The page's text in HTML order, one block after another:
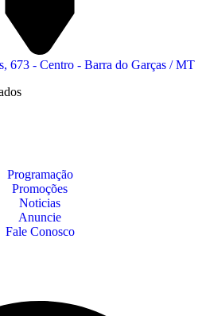
673 - Centro - Barra do Garças / MT
Programação
Promoções
Noticias
Anuncie
Fale Conosco